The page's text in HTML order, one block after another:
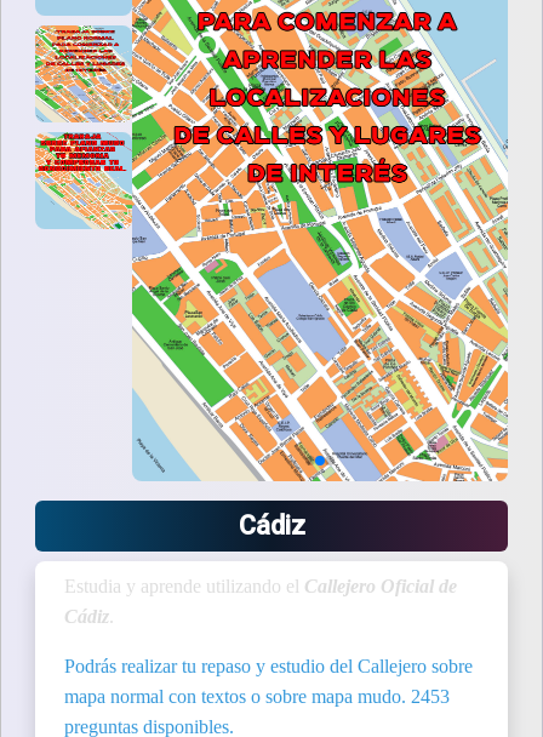
Cádiz
Estudia y aprende utilizando el Callejero Oficial de
Cádiz.
Podrás realizar tu repaso y estudio del Callejero sobre
mapa normal con textos o sobre mapa mudo. 2453
preguntas disponibles.